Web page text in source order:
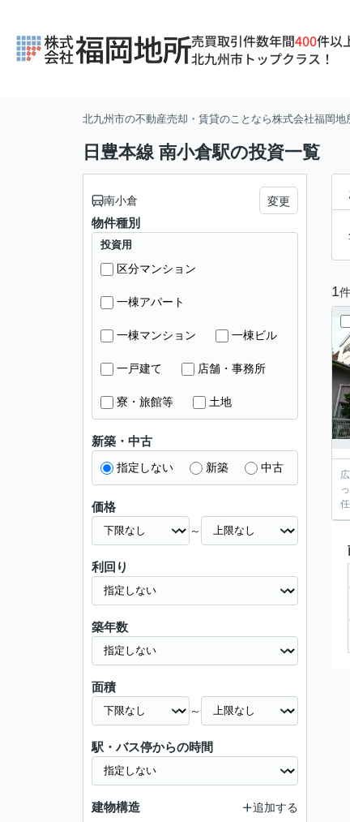
売買取引件数年間400件以
北九州市トップクラス！
北九州市の不動産売却・賃貸のことなら株式会社福岡地
日豊本線 南小倉駅の投資一覧
1件
南小倉 変更
物件種別
投資用
区分マンション
一棟アパート
一棟マンション 一棟ビル
一戸建て 店舗・事務所
寮・旅館等 土地
新築・中古
指定しない 新築 中古
価格
～
利回り
築年数
面積
～
駅・バス停からの時間
建物構造 追加する